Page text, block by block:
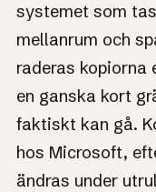
systemet som
mellanrum och
raderas
en ganska kort
faktiskt kan gå.
hos Microsoft,
ändras under